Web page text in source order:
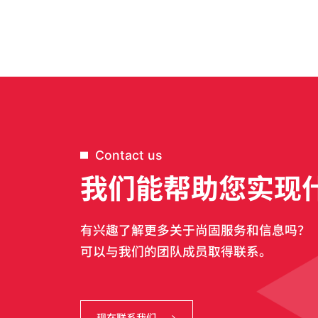
Contact us
我们能帮助您实现
有兴趣了解更多关于尚固服务和信息吗？
可以与我们的团队成员取得联系。